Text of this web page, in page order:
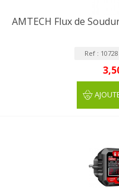
AMTECH Flux de
Ref : 10728